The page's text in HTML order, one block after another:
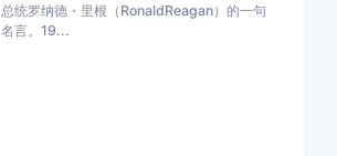
总统罗纳德・里根（RonaldReagan）的一句
名言。19...